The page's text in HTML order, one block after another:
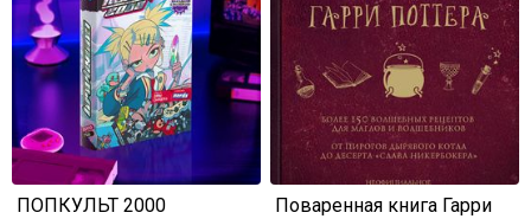
ПОПКУЛЬТ 2000
Поваренная книга Гарри